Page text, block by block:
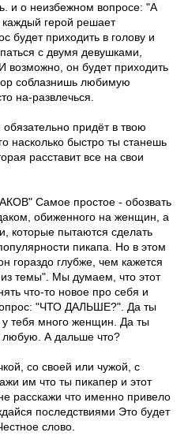
и о неизбежном вопросе: "А
герой решает
будет приходить в голову и
с двумя девушками,
возможно, он будет приходить
соблазнишь любимую
на-развлечься.
придёт в твою
насколько быстро ты станешь
расставит все на свои
Самое простое - обозвать
обиженного на женщин, а
которые пытаются сделать
пикапа. Но в этом
гораздо глубже, чем кажется
темы". Мы думаем, что этот
что-то новое про себя и
"ЧТО ДАЛЬШЕ?". Да ты
тебя много женщин. Да ты
любую. А дальше что?
со своей или чужой, с
им что ты пикапер и этот
что именно привело
последствиями Это будет
слово.